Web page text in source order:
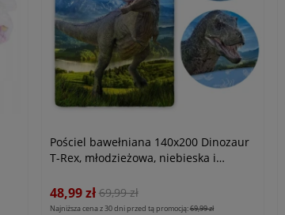
Pościel bawełniana 140x200 Dinozaur
T-Rex, młodzieżowa, niebieska i
48,99 zł 69,99 zł
Najniższa cena z 30 dni przed tą promocją:69,99 zł